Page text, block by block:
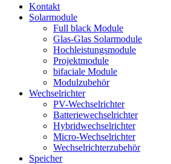
Kontakt
Solarmodule
Full black Module
Glas-Glas Solarmodule
Hochleistungsmodule
Projektmodule
bifaciale Module
Modulzubehör
Wechselrichter
PV-Wechselrichter
Batteriewechselrichter
Hybridwechselrichter
Micro-Wechselrichter
Wechselrichterzubehör
Speicher